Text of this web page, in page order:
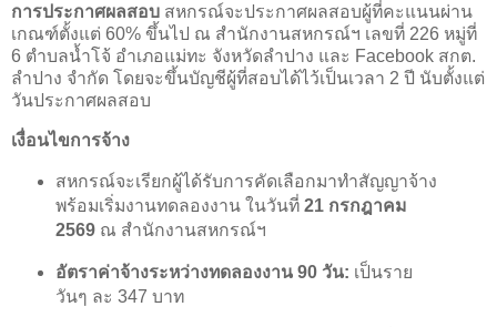
การประกาศผลสอบ สหกรณ์จะประกาศผลสอบผู้ที่คะแนนผ่าน
เกณฑ์ตั้งแต่ 60% ขึ้นไป ณ สำนักงานสหกรณ์ฯ เลขที่ 226 หมู่ที่
6 ตำบลน้ำโจ้ อำเภอแม่ทะ จังหวัดลำปาง และ Facebook สกต.
ลำปาง จำกัด โดยจะขึ้นบัญชีผู้ที่สอบได้ไว้เป็นเวลา 2 ปี นับตั้งแต่
วันประกาศผลสอบ
เงื่อนไขการจ้าง
สหกรณ์จะเรียกผู้ได้รับการคัดเลือกมาทำสัญญาจ้าง
พร้อมเริ่มงานทดลองงาน ในวันที่ 21 กรกฎาคม
2569ณ สำนักงานสหกรณ์ฯ
อัตราค่าจ้างระหว่างทดลองงาน 90 วัน: เป็นราย
วันๆ ละ 347 บาท